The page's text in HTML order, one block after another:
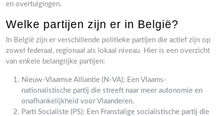
en overtuigingen.
Welke partijen zijn er in België?
In België zijn er verschillende politieke partijen die actief zijn op
zowel federaal, regionaal als lokaal niveau. Hier is een overzicht
van enkele belangrijke partijen:
Nieuw-Vlaamse Alliantie (N-VA): Een Vlaams-
nationalistische partij die streeft naar meer autonomie en
onafhankelijkheid voor Vlaanderen.
Parti Socialiste (PS): Een Franstalige socialistische partij die